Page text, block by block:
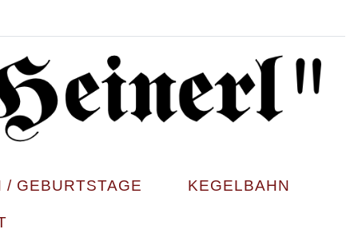
/ GEBURTSTAGE KEGELBAHN